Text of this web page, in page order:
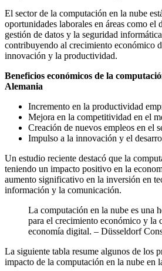
El sector de la computación en la nube
oportunidades laborales en áreas como el
gestión de datos y la seguridad
contribuyendo al crecimiento económico
innovación y la productividad.
Beneficios económicos de la
Alemania
Incremento en la productividad
Mejora en la competitividad en el
Creación de nuevos empleos en el
Impulso a la innovación y el
Un estudio reciente destacó que la
teniendo un impacto positivo en la
aumento significativo en la inversión en
información y la comunicación.
La computación en la nube es una
para el crecimiento económico y la
economía digital. – Düsseldorf
La siguiente tabla resume algunos de los
impacto de la computación en la nube en